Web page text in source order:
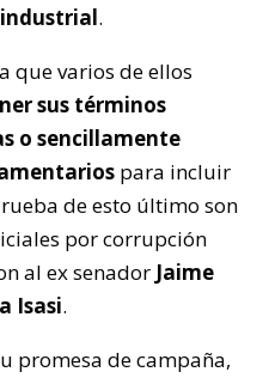
industrial.
que varios de ellos
sus términos
o sencillamente
para incluir
de esto último son
por corrupción
al ex senador Jaime
Isasi.
promesa de campaña,